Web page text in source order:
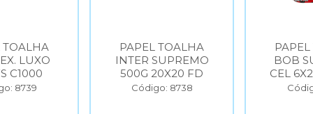
TOALHA
LUXO
C1000
8739
PAPEL TOALHA
INTER SUPREMO
500G 20X20 FD
Código: 8738
BOB
CEL